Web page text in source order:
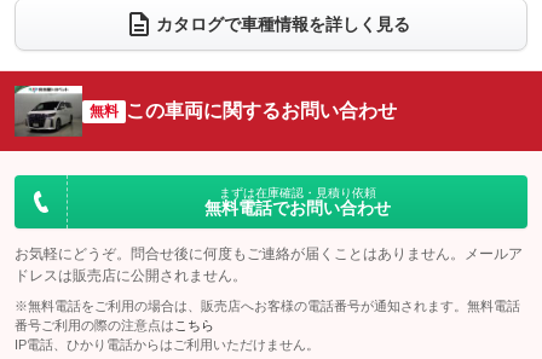
電動リアゲート フロントカメラ
：装備なし
：装備なし ：装備なし
サイドカメラ
：装備なし ルーフレール
：装備なし
：装備なし
：装備なし
カタログで車種情報を詳しく見る
無料 この車両に関するお問い合わせ
まずは在庫確認・見積り依頼
無料電話でお問い合わせ
お気軽にどうぞ。問合せ後に何度もご連絡が届くことはありません。メールア
ドレスは販売店に公開されません。
※無料電話をご利用の場合は、販売店へお客様の電話番号が通知されます。無料電話
番号ご利用の際の注意点は こちら
IP電話、ひかり電話からはご利用いただけません。